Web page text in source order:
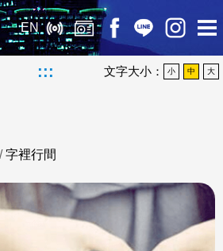
EN
::: 文字大小： 小 中 大
/字裡行間